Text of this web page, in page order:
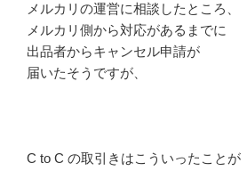
メルカリの運営に相談したところ、
メルカリ側から対応があるまでに
出品者からキャンセル申請が
届いたそうですが、
C to C の取引きはこういったことが